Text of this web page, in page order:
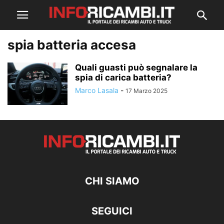
spia batteria accesa
Quali guasti può segnalare la
spia di carica batteria?
Marco Lasala - 17 Marzo 2025
CHI SIAMO
SEGUICI